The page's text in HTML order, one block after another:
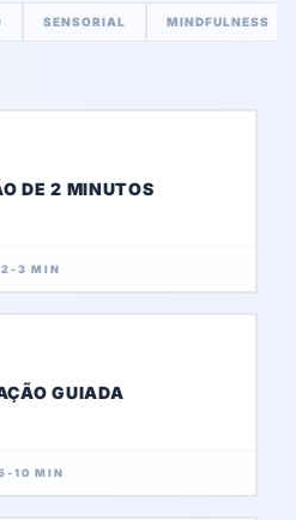
SENSORIAL MINDFULNESS
DE 2 MINUTOS
2-3 MIN
GUIADA
10 MIN